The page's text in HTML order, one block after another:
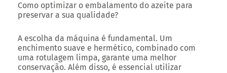
Como optimizar o embalamento do azeite para
preservar a sua qualidade?
A escolha da máquina é fundamental. Um
enchimento suave e hermético, combinado com
uma rotulagem limpa, garante uma melhor
conservação. Além disso, é essencial utilizar